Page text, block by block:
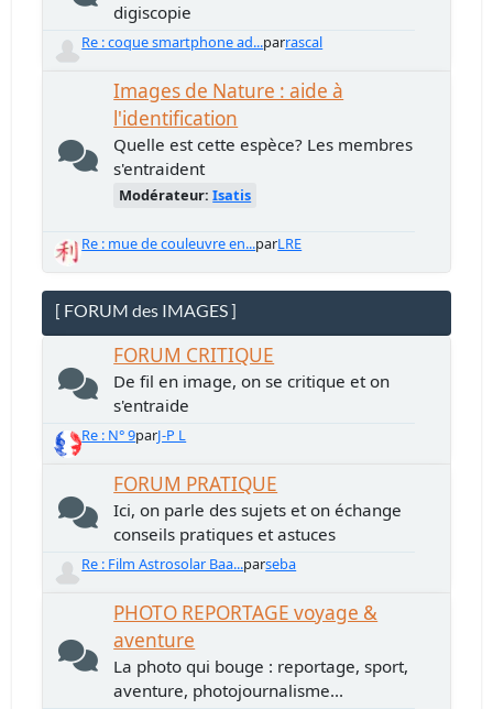
digiscopie
Re : coque smartphone ad...parrascal
Images de Nature : aide à
l'identification
Quelle est cette espèce? Les membres
s'entraident
Modérateur:Isatis
Re : mue de couleuvre en...parLRE
[ FORUM des IMAGES ]
FORUM CRITIQUE
De fil en image, on se critique et on
s'entraide
Re : N° 9parJ-P L
FORUM PRATIQUE
Ici, on parle des sujets et on échange
conseils pratiques et astuces
Re : Film Astrosolar Baa...parseba
PHOTO REPORTAGE voyage &
aventure
La photo qui bouge : reportage, sport,
aventure, photojournalisme...